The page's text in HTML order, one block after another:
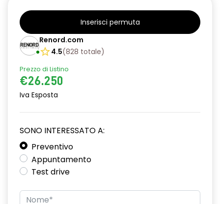
Inserisci permuta
Renord.com
4.5(828 totale)
Prezzo di Listino
€26.250
Iva Esposta
SONO INTERESSATO A:
Preventivo
Appuntamento
Test drive